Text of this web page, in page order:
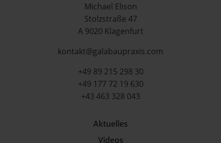
Michael Elison
Stolzstraße 47
A 9020 Klagenfurt
kontakt@galabaupraxis.com
+49 89 215 298 30
+49 177 72 19 630
+43 463 328 043
Aktuelles
Videos